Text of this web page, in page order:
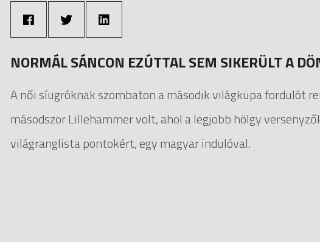
NORMÁL SÁNCON EZÚTTAL SEM SIKERÜLT A
A női síugróknak szombaton a második világkupa fordulót
másodszor Lillehammer volt, ahol a legjobb hölgy
világranglista pontokért, egy magyar indulóval.